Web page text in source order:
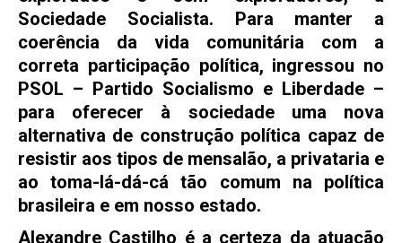
Sociedade Socialista. Para manter a
coerência da vida comunitária com a
correta participação política, ingressou no
PSOL – Partido Socialismo e Liberdade –
para oferecer à sociedade uma nova
alternativa de construção política capaz de
resistir aos tipos de mensalão, a privataria e
ao toma-lá-dá-cá tão comum na política
brasileira e em nosso estado.
Alexandre Castilho é a certeza da atuação